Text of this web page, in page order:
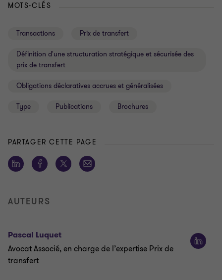
MOTS-CLÉS
Transactions Prix de transfert
Définition d'une structuration stratégique et sécurisée des
prix de transfert
Obligations déclaratives accrues et généralisées
Type Publications Brochures
PARTAGER CETTE PAGE
AUTEURS
Pascal Luquet
Avocat Associé, en charge de l’expertise Prix de
transfert